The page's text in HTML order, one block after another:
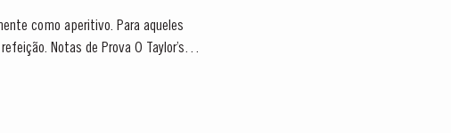
como aperitivo. Para aqueles
Taylor’s